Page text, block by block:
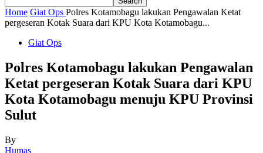
Home Giat Ops Polres Kotamobagu lakukan Pengawalan Ketat
pergeseran Kotak Suara dari KPU Kota Kotamobagu...
Giat Ops
Polres Kotamobagu lakukan Pengawalan
Ketat pergeseran Kotak Suara dari KPU
Kota Kotamobagu menuju KPU Provinsi
Sulut
By
Humas